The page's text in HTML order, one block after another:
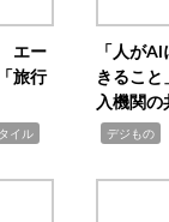
エー
旅行
イル
「人が
きるこ
入機関
デジもの